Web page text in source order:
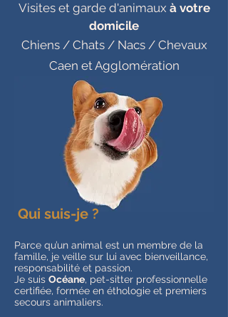
Visites et garde d'animaux à votre
domicile
Chiens / Chats / Nacs / Chevaux
Caen et Agglomération
Qui suis-je ?
Parce qu’un animal est un membre de la
famille, je veille sur lui avec bienveillance,
responsabilité et passion.
Je suis Océane, pet-sitter professionnelle
certifiée, formée en éthologie et premiers
secours animaliers.